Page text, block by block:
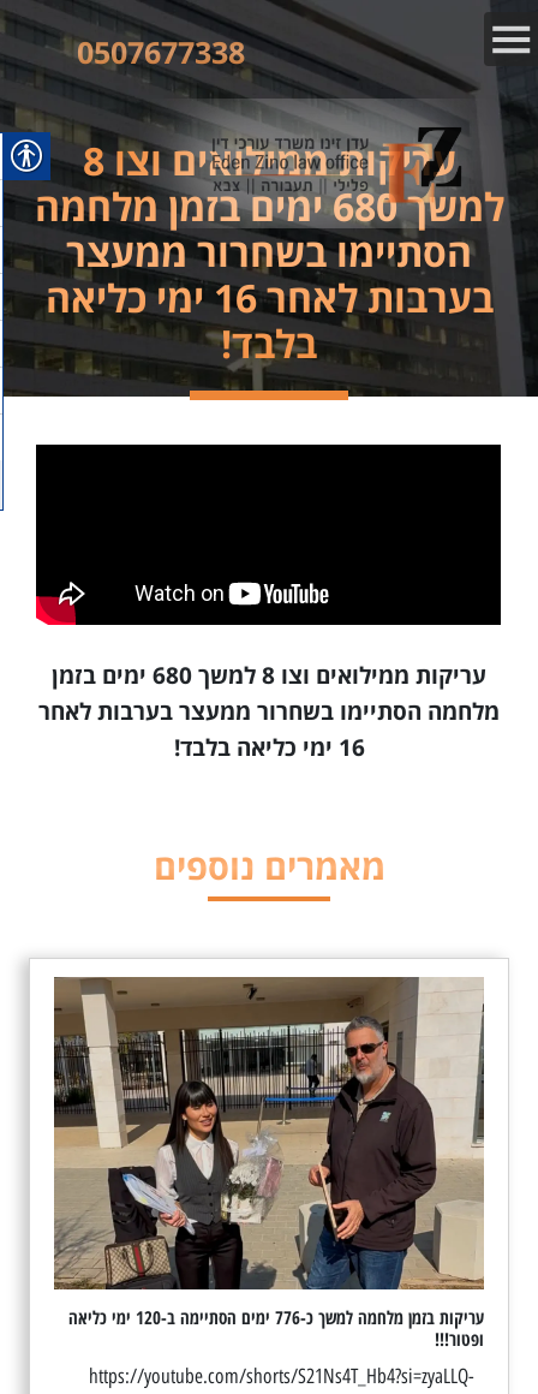
0507677338
עריקות ממילואים וצו 8
למשך 680 ימים בזמן מלחמה
הסתיימו בשחרור ממעצר
בערבות לאחר 16 ימי כליאה
בלבד!
עריקות ממילואים וצו 8 למשך 680 ימים בזמן
מלחמה הסתיימו בשחרור ממעצר בערבות לאחר
16 ימי כליאה בלבד!
מאמרים נוספים
עריקות בזמן מלחמה למשך כ-776 ימים הסתיימה ב-120 ימי כליאה
ופטור!!!
https://youtube.com/shorts/S21Ns4T_Hb4?si=zyaLLQ-